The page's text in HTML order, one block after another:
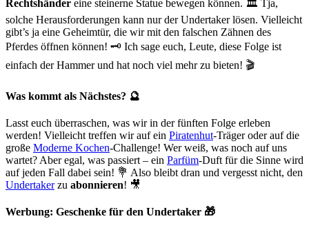
Rechtshänder eine steinerne Statue bewegen können. 🏛️ Tja,
solche Herausforderungen kann nur der Undertaker lösen. Vielleicht
gibt’s ja eine Geheimtür, die wir mit den falschen Zähnen des
Pferdes öffnen können! 🗝️ Ich sage euch, Leute, diese Folge ist
einfach der Hammer und hat noch viel mehr zu bieten! 🎬
Was kommt als Nächstes? 🔮
Lasst euch überraschen, was wir in der fünften Folge erleben
werden! Vielleicht treffen wir auf ein Piratenhut-Träger oder auf die
große Moderne Kochen-Challenge! Wer weiß, was noch auf uns
wartet? Aber egal, was passiert – ein Parfüm-Duft für die Sinne wird
auf jeden Fall dabei sein! 💐 Also bleibt dran und vergesst nicht, den
Undertakerzu abonnieren! 🎥
Werbung: Geschenke für den Undertaker 🎁